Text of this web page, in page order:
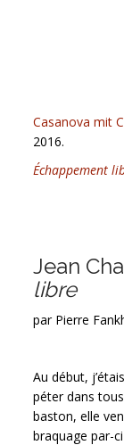
Casanova mit
2016.
Échappement
Jean
libre
par Pierre
Au début,
péter dans
baston, elle
braquage par-